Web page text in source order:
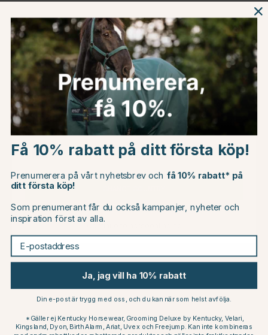
Du kanske även är intresserad av
WALDHAUSEN
Foderskål med Lock XL 8L
165 kr
WALDHAUSEN
Andra köpte också
Choose country
EU
Få 10% rabatt på ditt första köp!
Prenumerera på vårt nyhetsbrev och få 10% rabatt* på
ditt första köp!
Som prenumerant får du också kampanjer, nyheter och
inspiration först av alla.
E-postaddress
Ja, jag vill ha 10% rabatt
Din e-post är trygg med oss, och du kan när som helst avfölja.
*Gäller ej Kentucky Horsewear, Grooming Deluxe by Kentucky, Velari,
Kingsland, Dyon, Birth Alarm, Ariat, Uvex och Freejump. Kan inte kombineras